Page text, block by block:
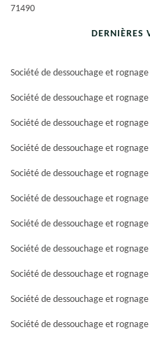
71490
DERNIÈRES
Société de dessouchage et
Société de dessouchage et
Société de dessouchage et
Société de dessouchage et
Société de dessouchage et
Société de dessouchage et
Société de dessouchage et
Société de dessouchage et
Société de dessouchage et
Société de dessouchage et
Société de dessouchage et